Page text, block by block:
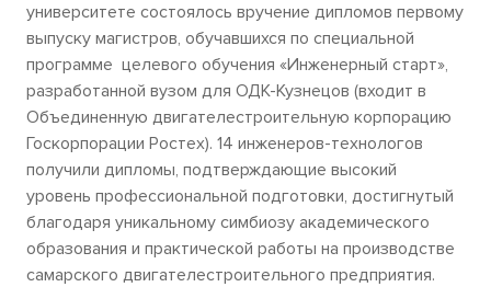
университете состоялось вручение дипломов первому
выпуску магистров, обучавшихся по специальной
программе целевого обучения «Инженерный старт»,
разработанной вузом для ОДК-Кузнецов (входит в
Объединенную двигателестроительную корпорацию
Госкорпорации Ростех). 14 инженеров-технологов
получили дипломы, подтверждающие высокий
уровень профессиональной подготовки, достигнутый
благодаря уникальному симбиозу академического
образования и практической работы на производстве
самарского двигателестроительного предприятия.